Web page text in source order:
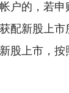
户的，若
配新股上
股上市，按